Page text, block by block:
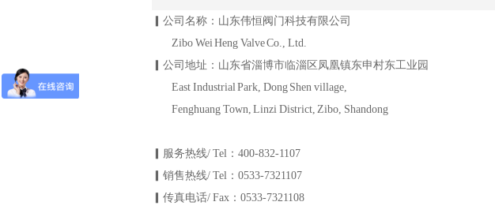
▎公司名称：山东伟恒阀门科技有限公司
Zibo Wei Heng Valve Co., Ltd.
▎公司地址：山东省淄博市临淄区凤凰镇东申村东工业园
East Industrial Park, Dong Shen village,
Fenghuang Town, Linzi District, Zibo, Shandong
▎服务热线/ Tel：400-832-1107
▎销售热线/ Tel：0533-7321107
▎传真电话/ Fax：0533-7321108